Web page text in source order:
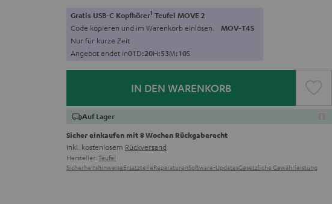
Gratis USB-C Kopfhörer1 Teufel MOVE 2
Code kopieren und im Warenkorb einlösen. MOV-T4S
Nur für kurze Zeit
Angebot endet in01D:20H:53M:09S
IN DEN WARENKORB
Auf Lager
Sicher einkaufen mit 8 Wochen Rückgaberecht
inkl. kostenlosem Rückversand
Hersteller: Teufel
SicherheitshinweiseErsatzteileReparaturenSoftware-UpdatesGesetzliche Gewährleistung